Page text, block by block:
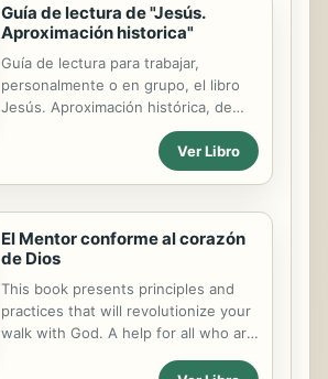
frecuentes en esta obra y, sin
embargo, pasadas por alto por la
mayoría de los intérpretes
modernos.
Guía de lectura de "Jesús.
Aproximación historica"
Guía de lectura para trabajar,
personalmente o en grupo, el libro
Jesús. Aproximación histórica, de
José Antonio Pagola. Contiene
recursos, pautas y orientaciones
para comprender mejor el contenido
Ver Libro
El Mentor conforme al corazón
de Dios
This book presents principles and
practices that will revolutionize your
walk with God. A help for all who are